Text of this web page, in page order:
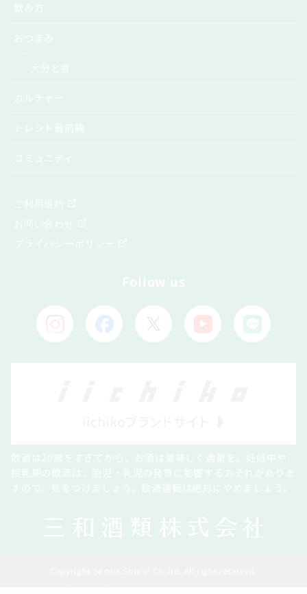
飲み方
おつまみ
カルチャー
トレンド最前線
コミュニティ
ご利用規約
お問い合わせ
プライバシーポリシー
Follow us
飲酒は20歳をすぎてから。お酒は美味しく適量を。妊娠中や
授乳期の飲酒は、胎児・乳児の発育に影響するおそれがありま
すので、気をつけましょう。飲酒運転は絶対にやめましょう。